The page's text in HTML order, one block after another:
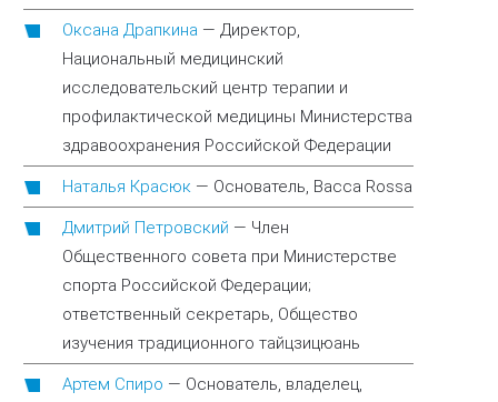
Оксана Драпкина — Директор,
Национальный медицинский
исследовательский центр терапии и
профилактической медицины Министерства
здравоохранения Российской Федерации
Наталья Красюк — Основатель, Bacca Rossa
Дмитрий Петровский — Член
Общественного совета при Министерстве
спорта Российской Федерации;
ответственный секретарь, Общество
изучения традиционного тайцзицюань
Артем Спиро — Основатель, владелец,